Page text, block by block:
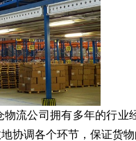
流公司拥有多年的行
协调各个环节，保证货物